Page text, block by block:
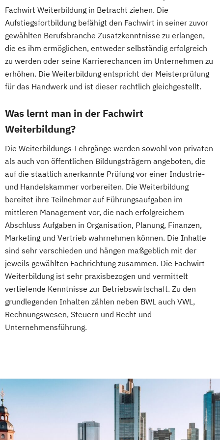
Fachwirt/in für Vertrieb im Einzelhandel
(IHK)
Führungstraining (IHK) – 6-Stufen-
Programm für Führungskräfte und
Führungsnachwuchs
Zertifikat
Gastronomiemanagement
Betriebsführung (HwO)
Gepr. Qualitätsmanagement-Assistent/in
(bSb)
Geprüfte/r Fachwirt/in für Logistiksysteme
– Bachelor Professional in Logistiksysteme
(IHK)
Geprüfte/r Fachwirt/in im E-Commerce
(IHK)
Geprüfte/r Hotelbetriebswirt/in (SGD)
Geprüfte/r Immobilienfachwirt/in (IHK)
Geprüfte/r Industriefachwirt/in (IHK)
Geprüfte/r Kaufmännische/r Fachwirt/in -
Bachelor Professional für Kaufmännisches
Geprüfte/r Office-Manager/in
Geprüfte/r Online-Marketing-Manager/in
Geprüfte/r Qualitätsbeauftragte/r TÜV –
Fachwirt Weiterbildung in Betracht ziehen. Die
Aufstiegsfortbildung befähigt den Fachwirt in seiner zuvor
gewählten Berufsbranche Zusatzkenntnisse zu erlangen,
die es ihm ermöglichen, entweder selbständig erfolgreich
zu werden oder seine Karrierechancen im Unternehmen zu
erhöhen. Die Weiterbildung entspricht der Meisterprüfung
für das Handwerk und ist dieser rechtlich gleichgestellt.
Was lernt man in der Fachwirt
Weiterbildung?
Die Weiterbildungs-Lehrgänge werden sowohl von privaten
als auch von öffentlichen Bildungsträgern angeboten, die
auf die staatlich anerkannte Prüfung vor einer Industrie-
und Handelskammer vorbereiten. Die Weiterbildung
bereitet ihre Teilnehmer auf Führungsaufgaben im
mittleren Management vor, die nach erfolgreichem
Abschluss Aufgaben in Organisation, Planung, Finanzen,
Marketing und Vertrieb wahrnehmen können. Die Inhalte
sind sehr verschieden und hängen maßgeblich mit der
jeweils gewählten Fachrichtung zusammen. Die Fachwirt
Weiterbildung ist sehr praxisbezogen und vermittelt
vertiefende Kenntnisse zur Betriebswirtschaft. Zu den
grundlegenden Inhalten zählen neben BWL auch VWL,
Rechnungswesen, Steuern und Recht und
Unternehmensführung.